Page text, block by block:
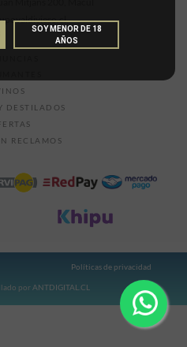
DESTILADOS
RECLAMOS
SOY MENOR DE 18
AÑOS
Políticas de privacidad
por ANTDIGITAL.CL